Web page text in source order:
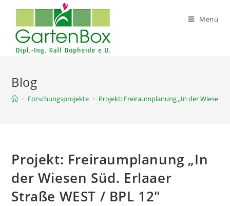
springen
Menü
Blog
> Forschungsprojekte > Projekt: Freiraumplanung „In der Wiesen
Projekt: Freiraumplanung „In
der Wiesen Süd. Erlaaer
Straße WEST / BPL 12″